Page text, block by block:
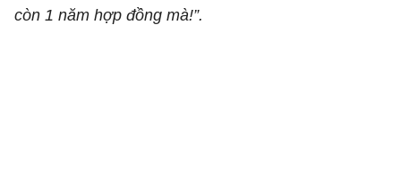
còn 1 năm hợp đồng mà!”.